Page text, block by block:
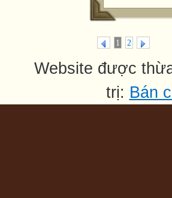
1 2
Website được
trị: Bán